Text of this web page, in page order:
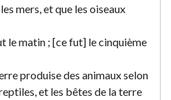
mers, et que les oiseaux
le matin ; [ce fut] le cinquième
produise des animaux selon
et les bêtes de la terre